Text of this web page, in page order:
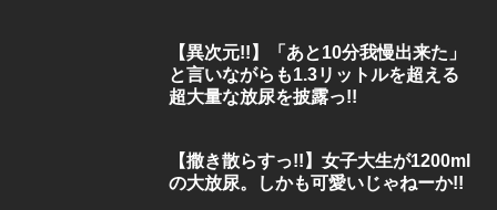
【異次元!!】「あと10分我慢出来た」
と言いながらも1.3リットルを超える
超大量な放尿を披露っ!!
【撒き散らすっ!!】女子大生が1200ml
の大放尿。しかも可愛いじゃねーか!!